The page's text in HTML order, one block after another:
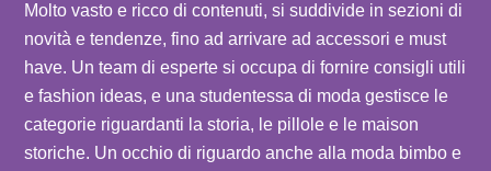
Molto vasto e ricco di contenuti, si suddivide in sezioni di
novità e tendenze, fino ad arrivare ad accessori e must
have. Un team di esperte si occupa di fornire consigli utili
e fashion ideas, e una studentessa di moda gestisce le
categorie riguardanti la storia, le pillole e le maison
storiche. Un occhio di riguardo anche alla moda bimbo e